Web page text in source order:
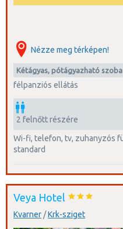
Nézze meg térképen!
kétágyas, pótágyazható szoba
félpanziós ellátás
2 felnőtt részére
wi-fi, telefon, tv, zuhanyzós fürdőszoba, légkondícionált,
standard
Veya Hotel
Kvarner /Krk-sziget